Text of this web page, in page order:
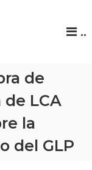
..
de
LCA
la
del GLP